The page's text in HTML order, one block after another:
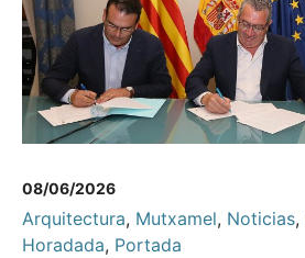
08/06/2026
Arquitectura, Mutxamel, Noticias,
Horadada, Portada